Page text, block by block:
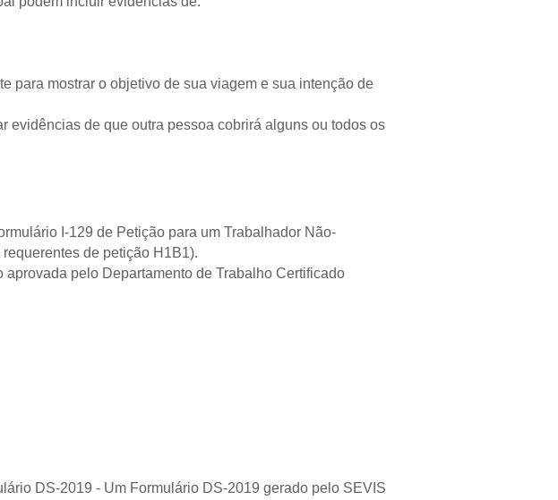
para mostrar o objetivo de sua viagem e sua intenção de
evidências de que outra pessoa cobrirá alguns ou todos os
I-129 de Petição para um Trabalhador Não-
de petição H1B1).
pelo Departamento de Trabalho Certificado
DS-2019 - Um Formulário DS-2019 gerado pelo SEVIS